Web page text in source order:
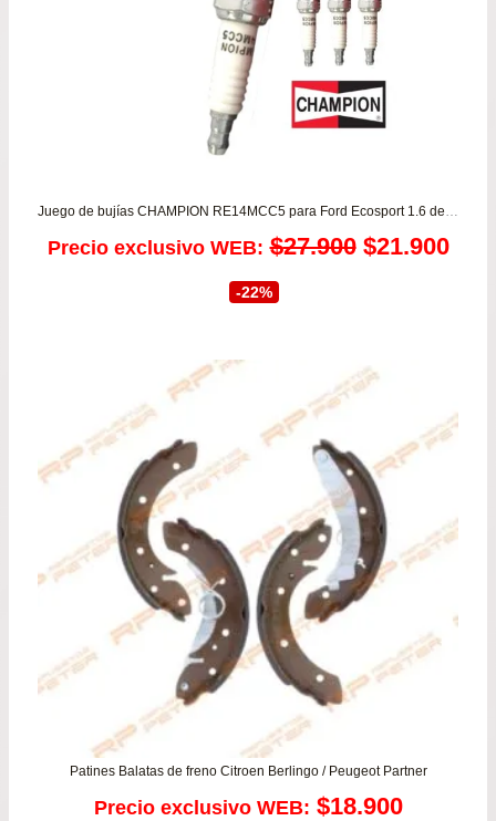
Juego de bujías CHAMPION RE14MCC5 para Ford Ecosport 1.6 desde 2003 a 2018 – Fiesta 1.6 – Ka 1.0/1.6
Precio exclusivo WEB: $27.900 El
era:
$27.900.
$21.900El
-22%
Patines Balatas de freno Citroen Berlingo / Peugeot Partner
Precio exclusivo WEB: $18.900